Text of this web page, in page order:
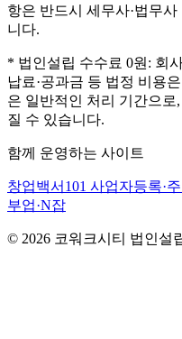
항은 반드시 세무사·법무
니다.
* 법인설립 수수료 0원: 회
납료·공과금 등 법정 비용
은 일반적인 처리 기간으로
질 수 있습니다.
함께 운영하는 사이트
창업백서101 사업자등록·
부업·N잡
© 2026 코워크시티 법인설